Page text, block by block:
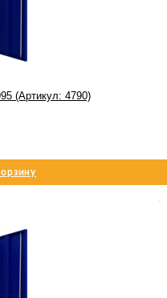
(Артикул: 4790)